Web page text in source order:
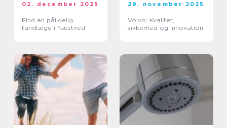
02. december 2025
Find en pålidelig
tandlæge i Næstved
29. november 2025
Volvo: Kvalitet,
sikkerhed og innovation